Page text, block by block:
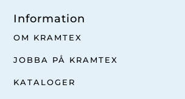
Information
OM KRAMTEX
JOBBA PÅ KRAMTEX
KATALOGER